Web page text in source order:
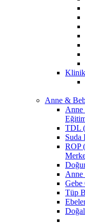
Anne &
Anne
TDL
Suda
ROP
Anne
Gebe
Tüp